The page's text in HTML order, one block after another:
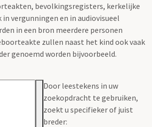
bevolkingsregisters, kerkelijke
vergunningen en in audiovisueel
in een bron meerdere personen
zullen naast het kind ook vaak
genoemd worden bijvoorbeeld.
Door leestekens in uw
zoekopdracht te gebruiken,
zoekt u specifieker of juist
breder: